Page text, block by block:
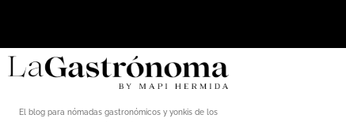
El blog para nómadas gastronómicos y yonkis de los